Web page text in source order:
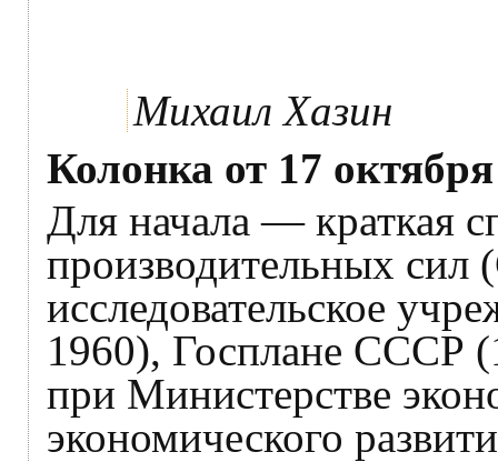
Михаил Хазин
Колонка от 17
Для начала — краткая
производительных
исследовательское
1960), Госплане СССР
при Министерстве
экономического